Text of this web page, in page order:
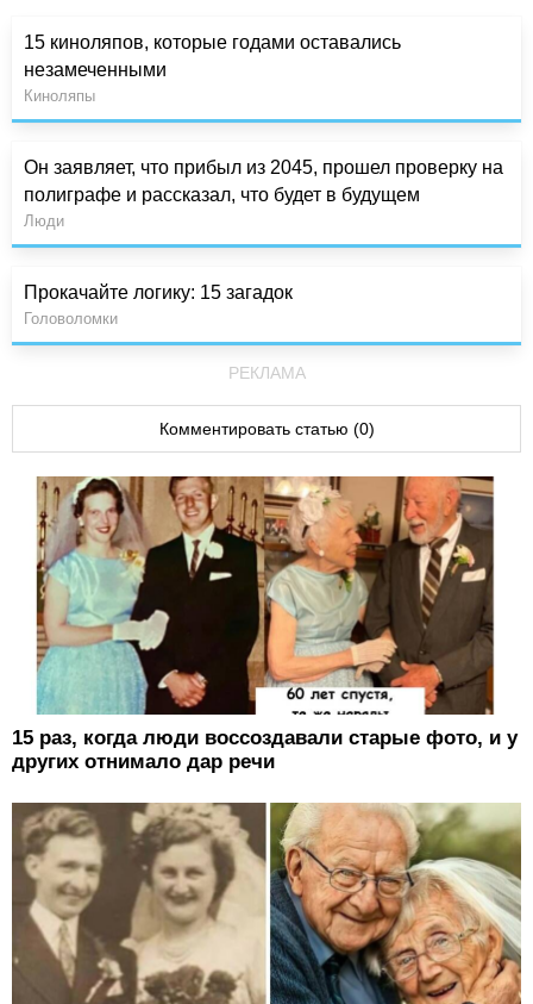
15 киноляпов, которые годами оставались
незамеченными
Киноляпы
Он заявляет, что прибыл из 2045, прошел проверку на
полиграфе и рассказал, что будет в будущем
Люди
Прокачайте логику: 15 загадок
Головоломки
РЕКЛАМА
Комментировать статью (0)
15 раз, когда люди воссоздавали старые фото, и у
других отнимало дар речи